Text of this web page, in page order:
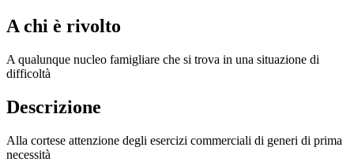
A chi è rivolto
A qualunque nucleo famigliare che si trova in una situazione di
difficoltà
Descrizione
Alla cortese attenzione degli esercizi commerciali di generi di prima
necessità